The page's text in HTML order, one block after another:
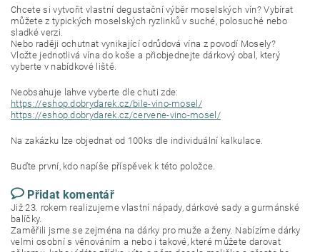
Chcete si vytvořit vlastní degustační výběr moselských vín? Vybírat
můžete z typických moselských ryzlinků v suché, polosuché nebo
sladké verzi.
Nebo raději ochutnat vynikající odrůdová vína z povodí Mosely?
Vložte jednotlivá vína do koše a přiobjednejte dárkový obal, který
vyberte v nabídkové liště.
Neobsahuje lahve vyberte dle chuti zde:
https://eshop.dobrydarek.cz/bile-vino-mosel/
https://eshop.dobrydarek.cz/cervene-vino-mosel/
Na zakázku lze objednat od 100ks dle individuální kalkulace.
Buďte první, kdo napíše příspěvek k této položce.
Přidat komentář
Již 23. rokem realizujeme vlastní nápady, dárkové sady a gurmánské
balíčky.
Zaměřili jsme se zejména na dárky pro muže a ženy. Nabízíme dárky
velmi osobní s věnováním a nebo i takové, které můžete darovat